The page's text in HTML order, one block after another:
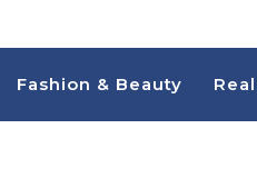
Fashion & Beauty